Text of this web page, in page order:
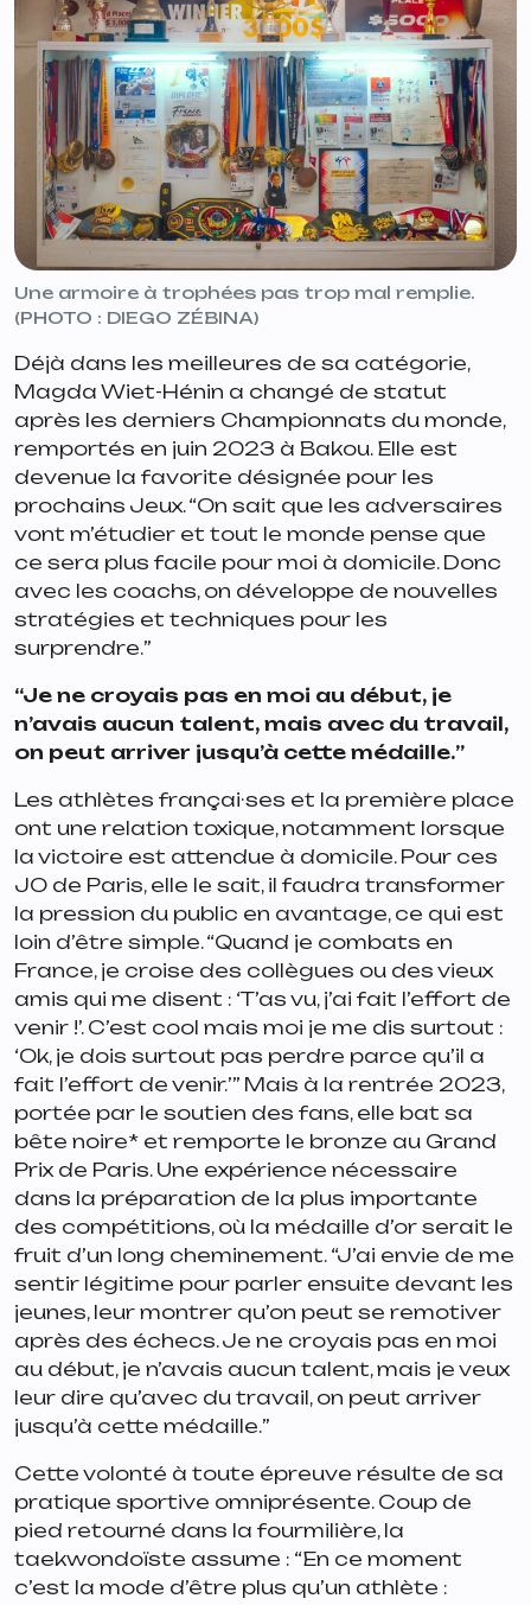
Une armoire à trophées pas trop mal remplie.
(PHOTO : DIEGO ZÉBINA)
Déjà dans les meilleures de sa catégorie,
Magda Wiet-Hénin a changé de statut
après les derniers Championnats du monde,
remportés en juin 2023 à Bakou. Elle est
devenue la favorite désignée pour les
prochains Jeux. “On sait que les adversaires
vont m’étudier et tout le monde pense que
ce sera plus facile pour moi à domicile. Donc
avec les coachs, on développe de nouvelles
stratégies et techniques pour les
surprendre.”
“Je ne croyais pas en moi au début, je
n’avais aucun talent, mais avec du travail,
on peut arriver jusqu’à cette médaille.”
Les athlètes françai·ses et la première place
ont une relation toxique, notamment lorsque
la victoire est attendue à domicile. Pour ces
JO de Paris, elle le sait, il faudra transformer
la pression du public en avantage, ce qui est
loin d’être simple. “Quand je combats en
France, je croise des collègues ou des vieux
amis qui me disent : ‘T’as vu, j’ai fait l’effort de
venir !’. C’est cool mais moi je me dis surtout :
‘Ok, je dois surtout pas perdre parce qu’il a
fait l’effort de venir.’” Mais à la rentrée 2023,
portée par le soutien des fans, elle bat sa
bête noire* et remporte le bronze au Grand
Prix de Paris. Une expérience nécessaire
dans la préparation de la plus importante
des compétitions, où la médaille d’or serait le
fruit d’un long cheminement. “J’ai envie de me
sentir légitime pour parler ensuite devant les
jeunes, leur montrer qu’on peut se remotiver
après des échecs. Je ne croyais pas en moi
au début, je n’avais aucun talent, mais je veux
leur dire qu’avec du travail, on peut arriver
jusqu’à cette médaille.”
Cette volonté à toute épreuve résulte de sa
pratique sportive omniprésente. Coup de
pied retourné dans la fourmilière, la
taekwondoïste assume : “En ce moment
c’est la mode d’être plus qu’un athlète :